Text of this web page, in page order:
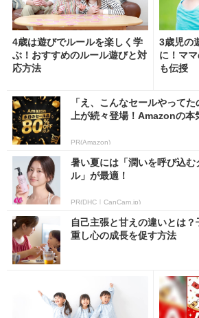
4歳は遊びでルールを楽しく学
ぶ！おすすめのルール遊びと対
応方法
3歳児の
に！マ
も伝授
「え、こんなセールやって
上が続々登場！Amazonの本
PR(Amazon)
暑い夏には「潤いを呼び込む
ル」が最適！
PR(DHC｜CanCam.jp)
自己主張と甘えの違いとは
重し心の成長を促す方法